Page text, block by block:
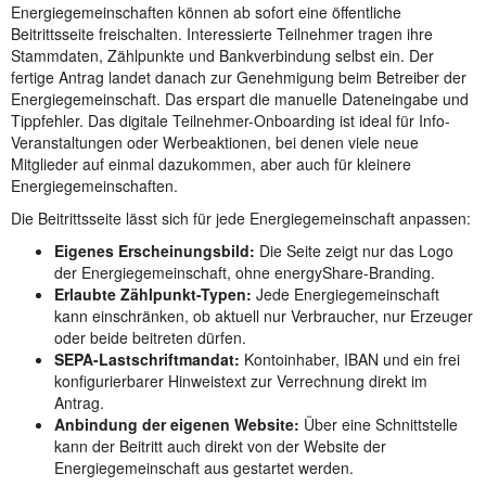
Energiegemeinschaften können ab sofort eine öffentliche
Beitrittsseite freischalten. Interessierte Teilnehmer tragen ihre
Stammdaten, Zählpunkte und Bankverbindung selbst ein. Der
fertige Antrag landet danach zur Genehmigung beim Betreiber der
Energiegemeinschaft. Das erspart die manuelle Dateneingabe und
Tippfehler. Das digitale Teilnehmer-Onboarding ist ideal für Info-
Veranstaltungen oder Werbeaktionen, bei denen viele neue
Mitglieder auf einmal dazukommen, aber auch für kleinere
Energiegemeinschaften.
Die Beitrittsseite lässt sich für jede Energiegemeinschaft anpassen:
Eigenes Erscheinungsbild: Die Seite zeigt nur das Logo
der Energiegemeinschaft, ohne energyShare-Branding.
Erlaubte Zählpunkt-Typen: Jede Energiegemeinschaft
kann einschränken, ob aktuell nur Verbraucher, nur Erzeuger
oder beide beitreten dürfen.
SEPA-Lastschriftmandat: Kontoinhaber, IBAN und ein frei
konfigurierbarer Hinweistext zur Verrechnung direkt im
Antrag.
Anbindung der eigenen Website: Über eine Schnittstelle
kann der Beitritt auch direkt von der Website der
Energiegemeinschaft aus gestartet werden.